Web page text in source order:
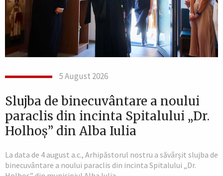
5 August 2026
Slujba de binecuvântare a noului
paraclis din incinta Spitalului „Dr.
Holhoș” din Alba Iulia
La data de 4 august a.c., Arhipăstorul nostru a săvârșit slujba de
binecuvântare a noului paraclis din incinta Spitalului „Dr.